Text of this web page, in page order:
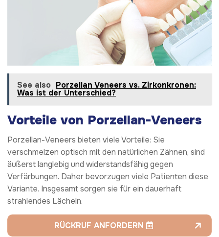
See also Porzellan Veneers vs. Zirkonkronen:
Was ist der Unterschied?
Vorteile von Porzellan-Veneers
Porzellan-Veneers bieten viele Vorteile: Sie
verschmelzen optisch mit den natürlichen Zähnen, sind
äußerst langlebig und widerstandsfähig gegen
Verfärbungen. Daher bevorzugen viele Patienten diese
Variante. Insgesamt sorgen sie für ein dauerhaft
strahlendes Lächeln.
RÜCKRUF ANFORDERN